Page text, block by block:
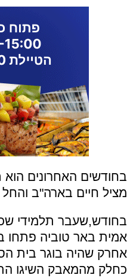
בחודשים האחרונים
מציל חיים בארה"ב והחל
בחודש,שעבר תלמידי
אמית באר טוביה פתחו
אחרק שהיה בוגר בית